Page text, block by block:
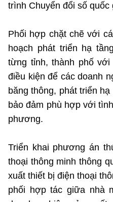
trình Chuyển đổi số quốc
Phối hợp chặt chẽ với
hoạch phát triển hạ
từng tỉnh, thành phố
điều kiện để các doanh
băng thông, phát triển
bảo đảm phù hợp với
phương.
Triển khai phương án
thoại thông minh thông
xuất thiết bị điện thoại
phối hợp tác giữa nhà